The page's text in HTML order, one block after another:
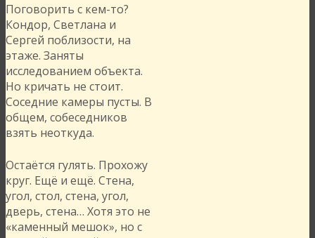
Поговорить с кем-то?
Кондор, Светлана и
Сергей поблизости, на
этаже. Заняты
исследованием объекта.
Но кричать не стоит.
Соседние камеры пусты. В
общем, собеседников
взять неоткуда.
Остаётся гулять. Прохожу
круг. Ещё и ещё. Стена,
угол, стол, стена, угол,
дверь, стена… Хотя это не
«каменный мешок», но с